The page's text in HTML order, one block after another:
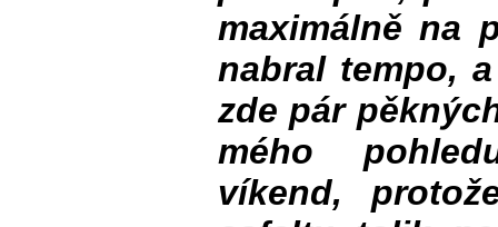
maximálně na
nabral tempo,
zde pár
mého
víkend,